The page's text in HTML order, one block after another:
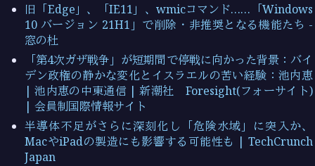
旧「Edge」、「IE11」、wmicコマンド……「Windows
10 バージョン 21H1」で削除・非推奨となる機能たち -
窓の杜
「第4次ガザ戦争」が短期間で停戦に向かった背景：バイ
デン政権の静かな変化とイスラエルの苦い経験：池内恵
| 池内恵の中東通信 | 新潮社 Foresight(フォーサイト)
| 会員制国際情報サイト
半導体不足がさらに深刻化し「危険水域」に突入か、
MacやiPadの製造にも影響する可能性も | TechCrunch
Japan